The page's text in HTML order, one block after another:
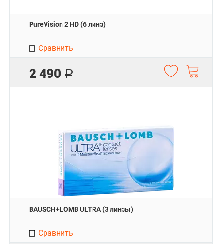
PureVision 2 HD (6 линз)
2 490 Р
Сравнить
BAUSCH+LOMB ULTRA (3 линзы)
Сравнить